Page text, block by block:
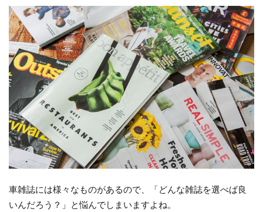
車雑誌には様々なものがあるので、「どんな雑誌を選べば良
いんだろう？」と悩んでしまいますよね。